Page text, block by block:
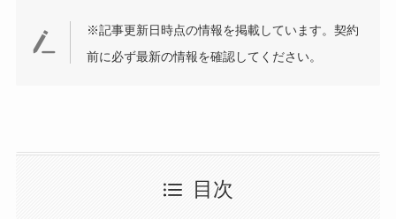
※記事更新日時点の情報を掲載しています。契約
前に必ず最新の情報を確認してください。
目次